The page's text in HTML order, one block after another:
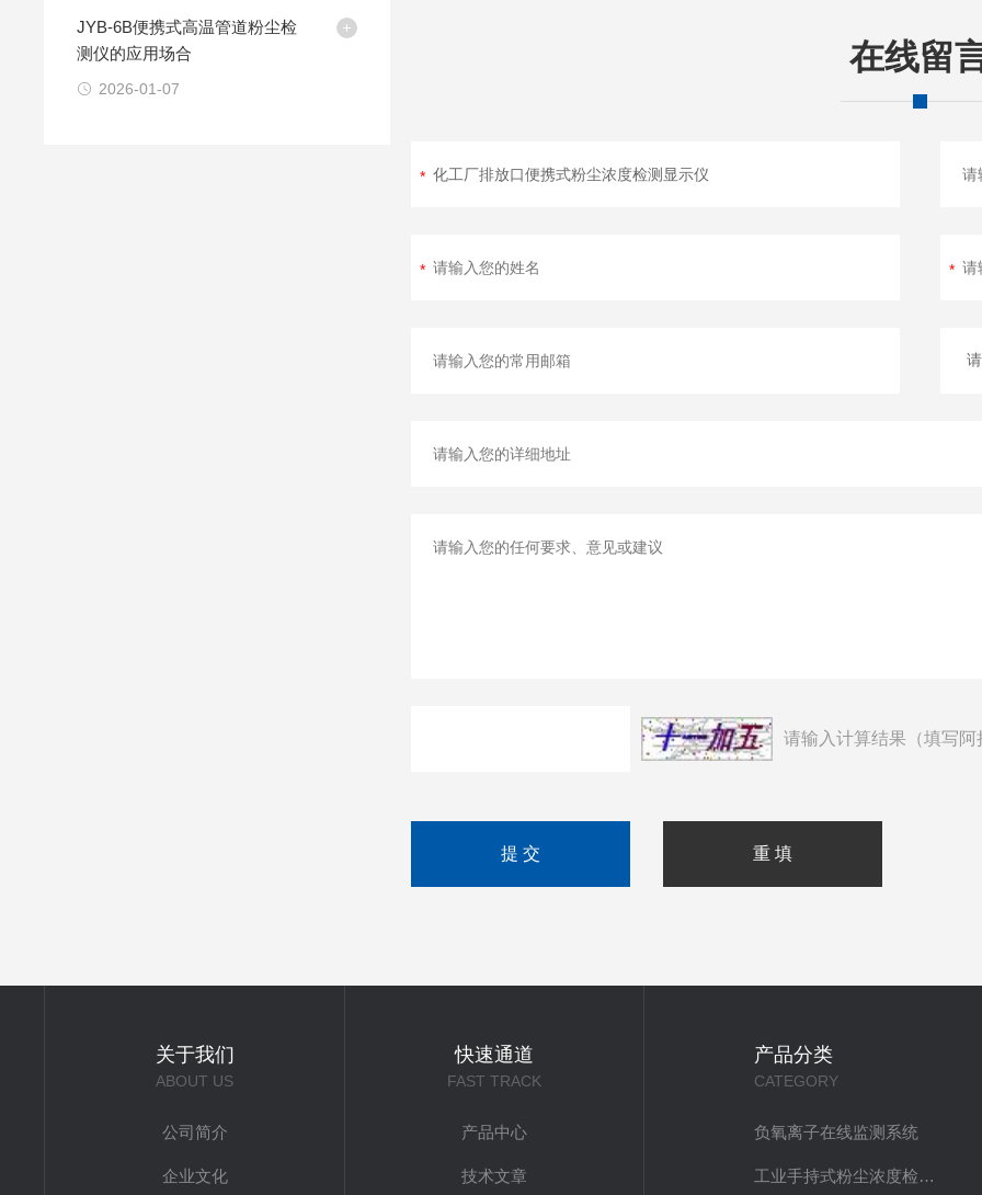
JYB-6B便携式高温管道粉尘检
测仪的应用场合
2026-01-07
在线留
请输入计算结果（填写
关于我们
ABOUT US
公司简介
企业文化
快速通道
FAST TRACK
产品中心
技术文章
产品分类
CATEGORY
负氧离子在线监测系统
工业手持式粉尘浓度检测仪